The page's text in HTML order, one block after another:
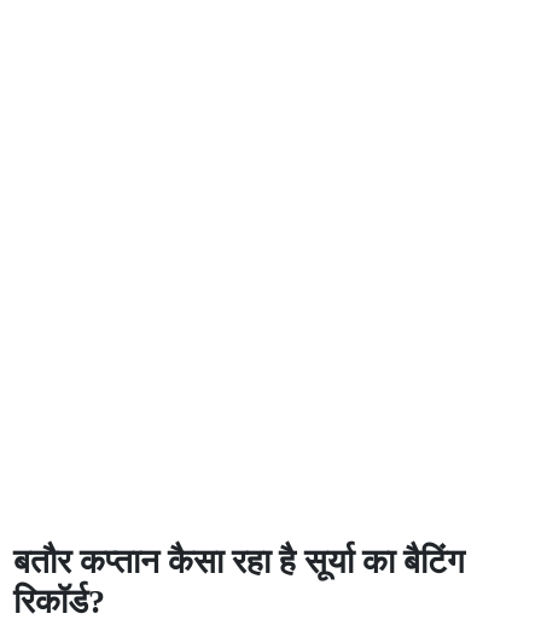
बतौर कप्तान कैसा रहा है सूर्या का बैटिंग
रिकॉर्ड?